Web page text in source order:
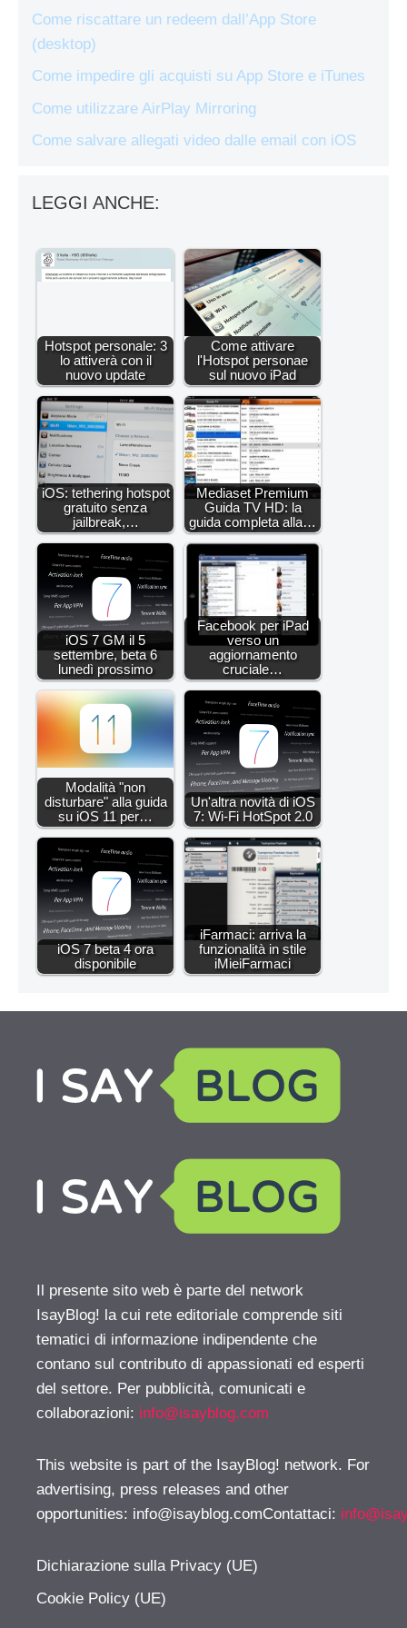
Come riscattare un redeem dall’App Store
(desktop)
Come impedire gli acquisti su App Store e iTunes
Come utilizzare AirPlay Mirroring
Come salvare allegati video dalle email con iOS
LEGGI ANCHE:
Hotspot personale: 3
lo attiverà con il
nuovo update
Come attivare
l'Hotspot personae
sul nuovo iPad
iOS: tethering hotspot
gratuito senza
jailbreak,…
Mediaset Premium
Guida TV HD: la
guida completa alla…
iOS 7 GM il 5
settembre, beta 6
lunedì prossimo
Facebook per iPad
verso un
aggiornamento
cruciale…
Modalità "non
disturbare" alla guida
su iOS 11 per…
Un'altra novità di iOS
7: Wi-Fi HotSpot 2.0
iOS 7 beta 4 ora
disponibile
iFarmaci: arriva la
funzionalità in stile
iMieiFarmaci
Il presente sito web è parte del network
IsayBlog! la cui rete editoriale comprende siti
tematici di informazione indipendente che
contano sul contributo di appassionati ed esperti
del settore. Per pubblicità, comunicati e
collaborazioni: info@isayblog.com
This website is part of the IsayBlog! network. For
advertising, press releases and other
opportunities: info@isayblog.comContattaci:
Dichiarazione sulla Privacy (UE)
Cookie Policy (UE)